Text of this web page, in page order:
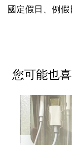
國定假日、例假
您可能也